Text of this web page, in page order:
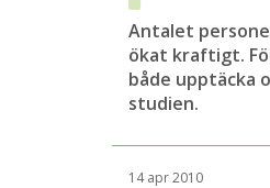
Antalet
ökat kraftigt.
både upptäcka
studien.
14 apr 2010